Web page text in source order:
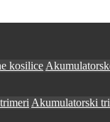
kosilice
Akumulatorski